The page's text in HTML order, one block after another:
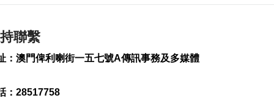
250
0
聯繫
：澳門俾利喇街一五七號A傳訊事務及多媒體
：28517758